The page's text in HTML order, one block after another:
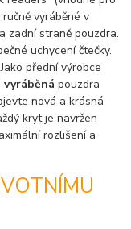
vyráběné v
zadní straně pouzdra.
uchycení čtečky.
přední výrobce
vyráběná pouzdra
nová a krásná
kryt je navržen
rozlišení a